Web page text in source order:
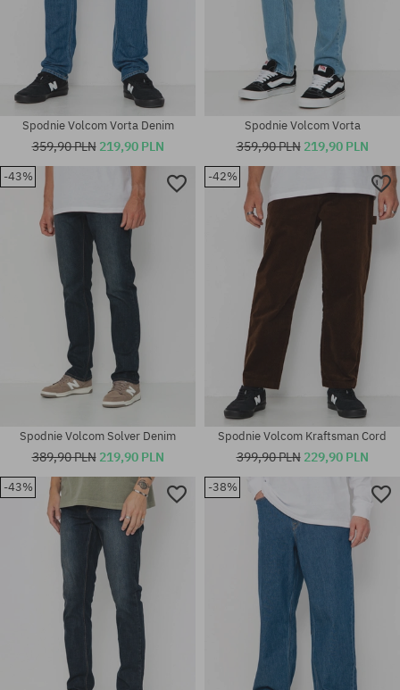
Dostępne rozmiary:
30x32
Dostępne rozmiary:
33; 34
Dostępne rozmiary:
30X32; 31X32; 32X32
Spodnie Volcom Vorta Denim
359,90 PLN 219,90 PLN
Dostępne rozmiary:
31x32; 32x32; 32x34
Spodnie Volcom Vorta
359,90 PLN 219,90 PLN
-43%
Spodnie Volcom Solver Denim
389,90 PLN 219,90 PLN
-42%
Spodnie Volcom Kraftsman Cord
399,90 PLN 229,90 PLN
-43% -38%